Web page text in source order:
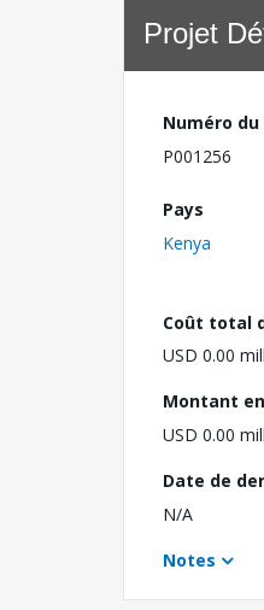
Projet
Numéro
P001256
Pays
Kenya
Coût total
USD 0.00
Montant
USD 0.00
Date de
N/A
Notes